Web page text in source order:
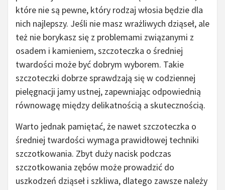
które nie są pewne, który rodzaj włosia będzie dla
nich najlepszy. Jeśli nie masz wrażliwych dziąseł, ale
też nie borykasz się z problemami związanymi z
osadem i kamieniem, szczoteczka o średniej
twardości może być dobrym wyborem. Takie
szczoteczki dobrze sprawdzają się w codziennej
pielęgnacji jamy ustnej, zapewniając odpowiednią
równowagę między delikatnością a skutecznością.
Warto jednak pamiętać, że nawet szczoteczka o
średniej twardości wymaga prawidłowej techniki
szczotkowania. Zbyt duży nacisk podczas
szczotkowania zębów może prowadzić do
uszkodzeń dziąseł i szkliwa, dlatego zawsze należy